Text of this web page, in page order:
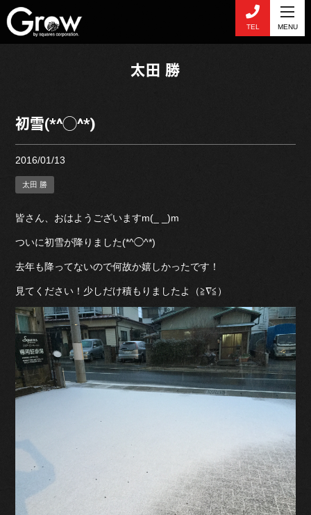
TEL MENU
太田 勝
初雪(*^◯^*)
2016/01/13
太田 勝
皆さん、おはようございますm(_ _)m
ついに初雪が降りました(*^◯^*)
去年も降ってないので何故か嬉しかったです！
見てください！少しだけ積もりましたよ（≧∇≦）